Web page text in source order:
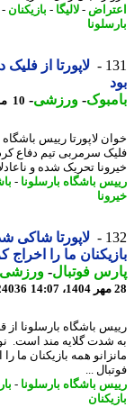
-لالیگا-بازیکنان-لیگ
لاپورتا از فلیک
-ورزشی-10 ماه پیش - دوشنبه 28 مهر 1404، 16:43
لاپورتا رییس باشگاه
تحریک شده و
باشگاه بارسلونا-
لاپورتا شاکی شد:
ما را اخراج
فوتبال-ورزشی-
باشگاه بارسلونا از قضاوت
گلایه مند است. نوشته
همه بازیکنان ما را
...
باشگاه بارسلونا-